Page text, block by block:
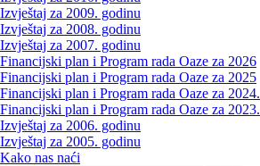
Izvještaj za 2009. godinu
Izvještaj za 2008. godinu
Izvještaj za 2007. godinu
Financijski plan i Program rada Oaze za 2026
Financijski plan i Program rada Oaze za 2025
Financijski plan i Program rada Oaze za 2024.
Financijski plan i Program rada Oaze za 2023.
Izvještaj za 2006. godinu
Izvještaj za 2005. godinu
Kako nas naći